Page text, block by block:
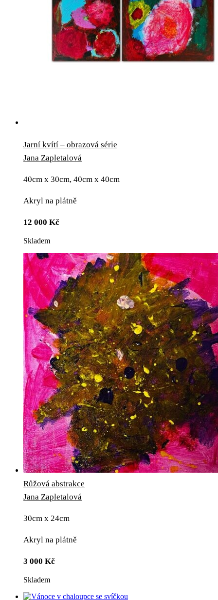
Jarní kvítí – obrazová série
Jana Zapletalová
40cm x 30cm, 40cm x 40cm
Akryl na plátně
12 000 Kč
Skladem
Růžová abstrakce
Jana Zapletalová
30cm x 24cm
Akryl na plátně
3 000 Kč
Skladem